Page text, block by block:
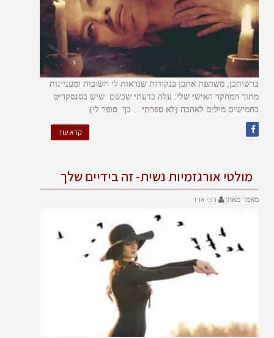
ברשותכן, משתפת אתכן בנקודות שנראות לי חשובות ומעניינות
מתוך המחקר האישי שלי: עלה בדעתי שכשם שיש בסנסקריט
כחמישים מילים לאהבה (לא ספרתי… כך סופר לי)
קרא עוד
מולטי אורגזמיות נשית- זה בידיים שלך
מאמר מאת: רוני ארז